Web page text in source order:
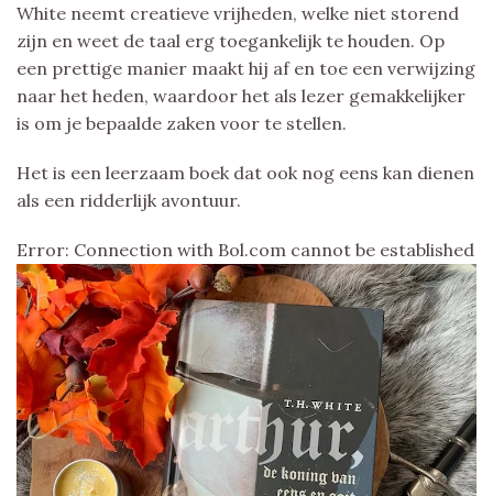
White neemt creatieve vrijheden, welke niet storend
zijn en weet de taal erg toegankelijk te houden. Op
een prettige manier maakt hij af en toe een verwijzing
naar het heden, waardoor het als lezer gemakkelijker
is om je bepaalde zaken voor te stellen.
Het is een leerzaam boek dat ook nog eens kan dienen
als een ridderlijk avontuur.
Error: Connection with Bol.com cannot be established